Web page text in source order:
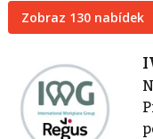
Zobraz 130 nabídek